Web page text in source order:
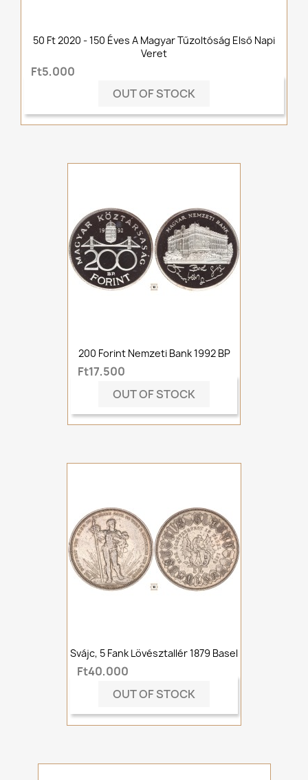
50 Ft 2020 - 150 Éves A Magyar Tűzoltóság Első Napi
Veret
Ft5,000
OUT OF STOCK
200 Forint Nemzeti Bank 1992 BP
Ft17,500
OUT OF STOCK
Svájc, 5 Fank Lövésztallér 1879 Basel
Ft40,000
OUT OF STOCK